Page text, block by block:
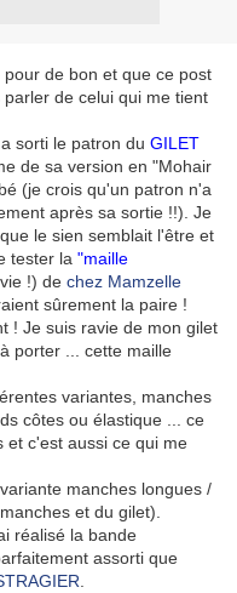
de bon et que ce post
de celui qui me tient
a sorti le patron du GILET
de sa version en "Mohair
(je crois qu'un patron n'a
après sa sortie !!). Je
le sien semblait l'être et
tester la "maille
!) de chez Mamzelle
sûrement la paire !
! Je suis ravie de mon gilet
porter ... cette maille
variantes, manches
côtes ou élastique ... ce
et c'est aussi ce qui me
manches longues /
et du gilet).
réalisé la bande
assorti que